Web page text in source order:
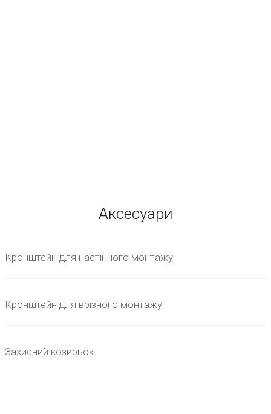
Аксесуари
Кронштейн для настінного монтажу
Кронштейн для врізного монтажу
Захисний козирьок